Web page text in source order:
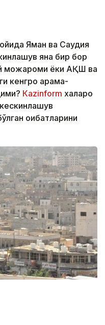
Яман ва Саудия
яна бир бор
можароми ёки АҚШ ва
кенгроқ қарама-
Кazinform халқаро
оқибатларини